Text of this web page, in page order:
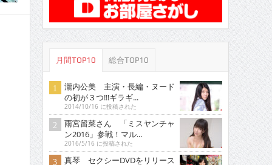
月間TOP10 総合TOP10
瀧内公美 主演・長編・ヌード
の初が３つ!!!ギラギ...
2014/10/16 に投稿された
雨宮留菜さん 「ミスヤンチャ
ン2016」参戦！マル...
2016/5/16 に投稿された
真琴 セクシーDVDをリリース